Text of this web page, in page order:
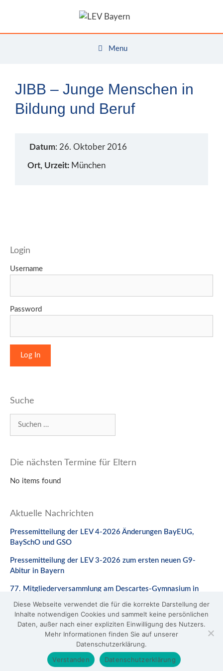
Menu
JIBB – Junge Menschen in
Bildung und Beruf
Datum: 26. Oktober 2016
Ort, Urzeit: München
Login
Username
Password
Suche
Die nächsten Termine für Eltern
No items found
Aktuelle Nachrichten
Pressemitteilung der LEV 4-2026 Änderungen BayEUG,
BaySchO und GSO
Pressemitteilung der LEV 3-2026 zum ersten neuen G9-
Abitur in Bayern
77. Mitgliederversammlung am Descartes-Gymnasium in
Stellungnahme zum Gesetzentwurf zur Änderung des
BaySchO
© 2026 LEV Bayern
Diese Webseite verwendet die für die korrekte Darstellung der
Inhalte notwendigen Cookies und sammelt keine persönlichen
Daten, außer nach einer expliziten Einwilligung des Nutzers.
Mehr Informationen finden Sie auf unserer
Datenschutzerklärung.
Verstanden
Datenschutzerklärung